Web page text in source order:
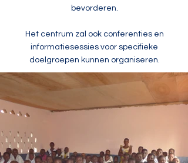
bevorderen.
Het centrum zal ook conferenties en
informatiesessies voor specifieke
doelgroepen kunnen organiseren.